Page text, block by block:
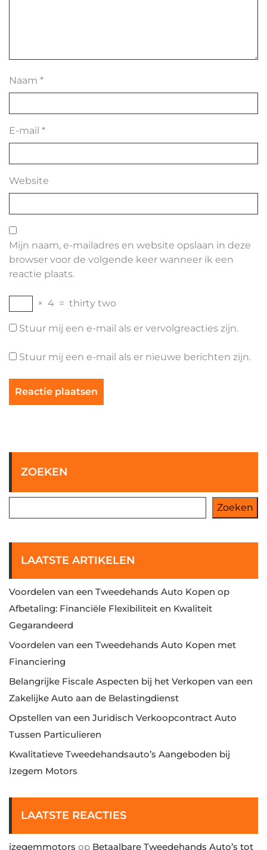
Naam *
E-mail *
Website
Mijn naam, e-mailadres en website opslaan in deze
browser voor de volgende keer wanneer ik een
reactie plaats.
× 4 = thirty two
Stuur mij een e-mail als er vervolgreacties zijn.
Stuur mij een e-mail als er nieuwe berichten zijn.
ZOEKEN
Zoeken
LAATSTE ARTIKELEN
Voordelen van een Tweedehands Auto Kopen op
Afbetaling: Financiële Flexibiliteit en Kwaliteit
Gegarandeerd
Voordelen van een Tweedehands Auto Kopen met
Financiering
Belangrijke Fiscale Aspecten bij het Verkopen van een
Zakelijke Auto aan de Belastingdienst
Opstellen van een Juridisch Verkoopcontract Auto
Tussen Particulieren
Kwalitatieve Tweedehandsauto’s Aangeboden bij
Izegem Motors
LAATSTE REACTIES
izegemmotors op Betaalbare Tweedehands Auto’s tot